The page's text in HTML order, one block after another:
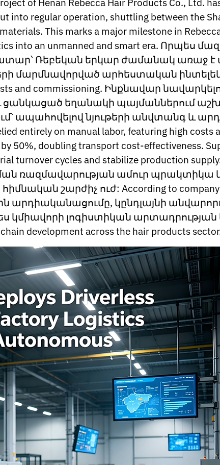
of Henan Rebecca Hair Products Co., Ltd.
into regular operation, shuttling between the
This marks a major milestone in
into an unmanned and smart era.
Ռեբեկան երկար ժամանակ առաջ
արհեստական
tests and commissioning. Ինքնավար
եղանակի պայմաններում
ապահովելով նյութերի անվտանգ և
entirely on manual labor, featuring high costs
50%, doubling transport cost-effectiveness.
turnover cycles and stabilize production
ռազմավարության ամուր
շարժիչ ուժ: According to company
արդիականացումը, կընդլայնի
կմիավորի լոգիստիկան արտադրության
development across the hair products